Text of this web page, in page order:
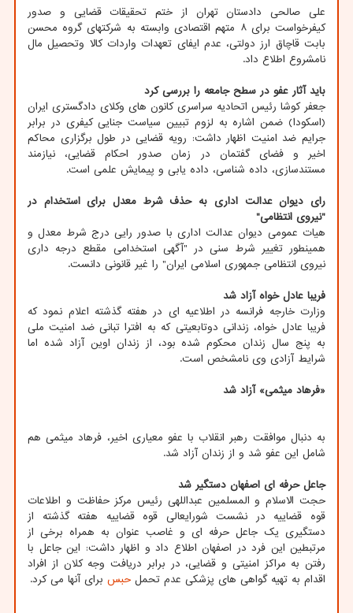
علی صالحی دادستان تهران از ختم تحقیقات قضایی و صدور
کیفرخواست برای ۸ متهم اقتصادی وابسته به شرکتهای گروه محسن
بابت قاچاق ارز دولتی، عدم ایفای تعهدات واردات کالا وتحصیل مال
نامشروع اطلاع داد.
باید آثار عفو در سطح جامعه را بررسی کرد
جعفر کوشا رئیس اتحادیه سراسری کانون های وکلای دادگستری ایران
(اسکودا) ضمن اشاره به لزوم تبیین سیاست جنایی کیفری در برابر
جرایم ضد امنیت اظهار داشت: رویه قضایی در طول برگزاری محاکم
اخیر و فضای گفتمان در زمان صدور احکام قضایی، نیازمند
مستندسازی، داده شناسی، داده یابی و پیمایش علمی است.
رای دیوان عدالت اداری به حذف شرط معدل برای استخدام در
"نیروی انتظامی"
هیات عمومی دیوان عدالت اداری با صدور رایی درج شرط معدل و
همینطور تغییر شرط سنی در "آگهی استخدامی مقطع درجه داری
نیروی انتظامی جمهوری اسلامی ایران" را غیر قانونی دانست.
فریبا عادل خواه آزاد شد
وزارت خارجه فرانسه در اطلاعیه ای در هفته گذشته اعلام نمود که
فریبا عادل خواه، زندانی دوتابعیتی که به افترا تبانی ضد امنیت ملی
به پنج سال زندان محکوم شده بود، از زندان اوین آزاد شده اما
شرایط آزادی وی نامشخص است.
«فرهاد میثمی» آزاد شد
به دنبال موافقت رهبر انقلاب با عفو معیاری اخیر، فرهاد میثمی هم
شامل این عفو شد و از زندان آزاد شد.
جاعل حرفه ای اصفهان دستگیر شد
حجت الاسلام و المسلمین عبداللهی رئیس مرکز حفاظت و اطلاعات
قوه قضاییه در نشست شورایعالی قوه قضاییه هفته گذشته از
دستگیری یک جاعل حرفه ای و غاصب عنوان به همراه برخی از
مرتبطین این فرد در اصفهان اطلاع داد و اظهار داشت: این جاعل با
رفتن به مراکز امنیتی و قضایی، در برابر دریافت وجه کلان از افراد
اقدام به تهیه گواهی های پزشکی عدم تحمل حبس برای آنها می کرد.